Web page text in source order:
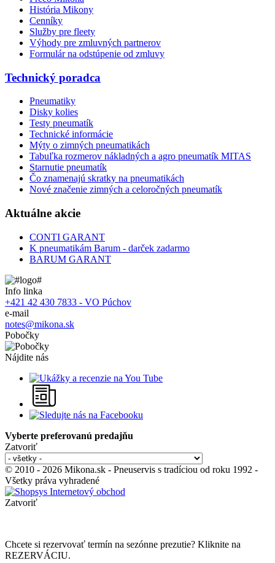
História Mikony
Cenníky
Služby pre fleety
Výhody pre zmluvných partnerov
Formulár na odstúpenie od zmluvy
Technický poradca
Pneumatiky
Disky kolies
Testy pneumatík
Technické informácie
Mýty o zimných pneumatikách
Tabuľka rozmerov nákladných a agro pneumatík MITAS
Starnutie pneumatík
Čo znamenajú skratky na pneumatikách
Nové značenie zimných a celoročných pneumatík
Aktuálne akcie
CONTI GARANT
K pneumatikám Barum - darček zadarmo
BARUM GARANT
Info linka
+421 42 430 7833 - VO Púchov
e-mail
notes@mikona.sk
Pobočky
Nájdite nás
Vyberte preferovanú predajňu
Zatvoriť
© 2010 - 2026 Mikona.sk - Pneuservis s tradíciou od roku 1992 -
Všetky práva vyhradené
Zatvoriť
Chcete si rezervovať termín na sezónne prezutie? Kliknite na
REZERVÁCIU.